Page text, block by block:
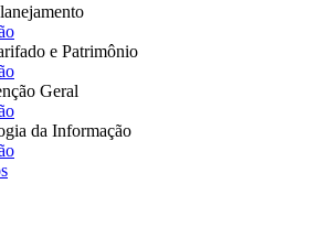
e Patrimônio
Geral
da Informação